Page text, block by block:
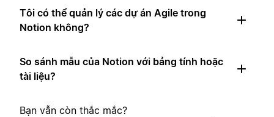
Tôi có thể quản lý các dự án Agile trong
Notion không?
So sánh mẫu của Notion với bảng tính hoặc
tài liệu?
Bạn vẫn còn thắc mắc?